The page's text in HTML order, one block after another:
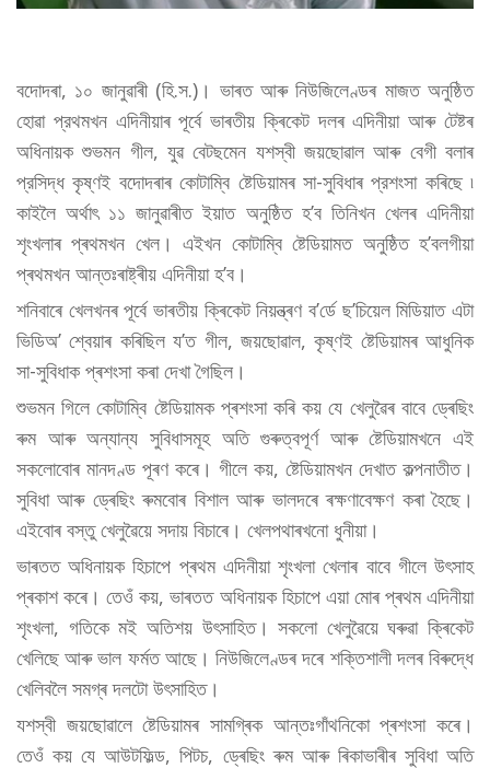
বদোদৰা, ১০ জানুৱাৰী (হি.স.)। ভাৰত আৰু নিউজিলেণ্ডৰ মাজত অনুষ্ঠিত
হোৱা প্রথমখন এদিনীয়াৰ পূর্বে ভাৰতীয় ক্ৰিকেট দলৰ এদিনীয়া আৰু টেষ্টৰ
অধিনায়ক শুভমন গীল, যুৱ বেটছমেন যশস্বী জয়ছোৱাল আৰু বেগী বলাৰ
প্রসিদ্ধ কৃষ্ণই বদোদৰাৰ কোটাম্বি ষ্টেডিয়ামৰ সা-সুবিধাৰ প্রশংসা কৰিছে ৷
কাইলৈ ​​অৰ্থাৎ ১১ জানুৱাৰীত ইয়াত অনুষ্ঠিত হ’ব তিনিখন খেলৰ এদিনীয়া
শৃংখলাৰ প্ৰথমখন খেল। এইখন কোটাম্বি ষ্টেডিয়ামত অনুষ্ঠিত হ’বলগীয়া
প্ৰথমখন আন্তঃৰাষ্ট্ৰীয় এদিনীয়া হ’ব।
শনিবাৰে খেলখনৰ পূৰ্বে ভাৰতীয় ক্ৰিকেট নিয়ন্ত্ৰণ ব’ৰ্ডে ছ’চিয়েল মিডিয়াত এটা
ভিডিঅ’ শ্বেয়াৰ কৰিছিল য’ত গীল, জয়ছোৱাল, কৃষ্ণই ষ্টেডিয়ামৰ আধুনিক
সা-সুবিধাক প্ৰশংসা কৰা দেখা গৈছিল।
শুভমন গিলে কোটাম্বি ষ্টেডিয়ামক প্ৰশংসা কৰি কয় যে খেলুৱৈৰ বাবে ড্ৰেছিং
ৰুম আৰু অন্যান্য সুবিধাসমূহ অতি গুৰুত্বপূৰ্ণ আৰু ষ্টেডিয়ামখনে এই
সকলোবোৰ মানদণ্ড পূৰণ কৰে। গীলে কয়, ষ্টেডিয়ামখন দেখাত কল্পনাতীত।
সুবিধা আৰু ড্ৰেছিং ৰুমবোৰ বিশাল আৰু ভালদৰে ৰক্ষণাবেক্ষণ কৰা হৈছে।
এইবোৰ বস্তু খেলুৱৈয়ে সদায় বিচাৰে। খেলপথাৰখনো ধুনীয়া।
ভাৰতত অধিনায়ক হিচাপে প্ৰথম এদিনীয়া শৃংখলা খেলাৰ বাবে গীলে উৎসাহ
প্ৰকাশ কৰে। তেওঁ কয়, ভাৰতত অধিনায়ক হিচাপে এয়া মোৰ প্ৰথম এদিনীয়া
শৃংখলা, গতিকে মই অতিশয় উৎসাহিত। সকলো খেলুৱৈয়ে ঘৰুৱা ক্ৰিকেট
খেলিছে আৰু ভাল ফৰ্মত আছে। নিউজিলেণ্ডৰ দৰে শক্তিশালী দলৰ বিৰুদ্ধে
খেলিবলৈ সমগ্ৰ দলটো উৎসাহিত।
যশস্বী জয়ছোৱালে ষ্টেডিয়ামৰ সামগ্ৰিক আন্তঃগাঁথনিকো প্ৰশংসা কৰে।
তেওঁ কয় যে আউটফিল্ড, পিটচ, ড্ৰেছিং ৰুম আৰু ৰিকাভাৰীৰ সুবিধা অতি